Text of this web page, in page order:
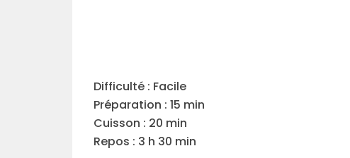
Difficulté : Facile
Préparation : 15 min
Cuisson : 20 min
Repos : 3 h 30 min